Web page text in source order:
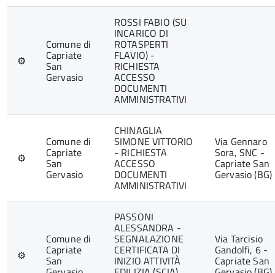
⚙
Comune di
Capriate
San
Gervasio
ROSSI FABIO (SU
INCARICO DI
ROTASPERTI
FLAVIO) -
RICHIESTA
ACCESSO
DOCUMENTI
AMMINISTRATIVI
⚙
Comune di
Capriate
San
Gervasio
CHINAGLIA
SIMONE VITTORIO
- RICHIESTA
ACCESSO
DOCUMENTI
AMMINISTRATIVI
Via Gennaro
Sora, SNC -
Capriate San
Gervasio (BG)
⚙
Comune di
Capriate
San
PASSONI
ALESSANDRA -
SEGNALAZIONE
CERTIFICATA DI
INIZIO ATTIVITÀ
Via Tarcisio
Gandolfi, 6 -
Capriate San